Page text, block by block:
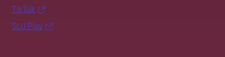
TikTok
SLU Play